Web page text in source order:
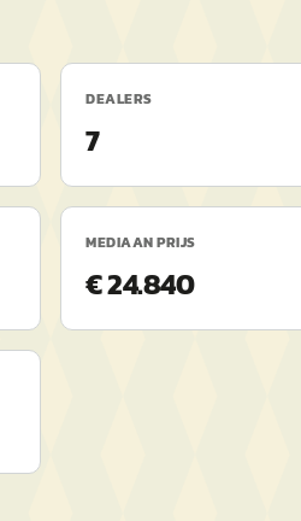
DEALERS
7
MEDIAAN PRIJS
€ 24.840